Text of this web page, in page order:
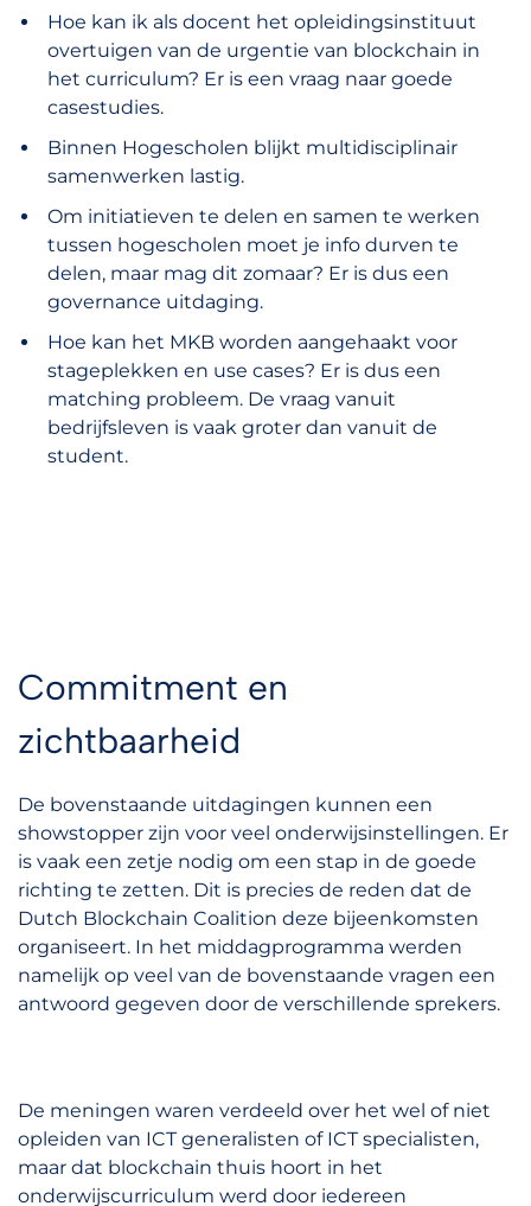
Hoe kan ik als docent het opleidingsinstituut
overtuigen van de urgentie van blockchain in
het curriculum? Er is een vraag naar goede
casestudies.
Binnen Hogescholen blijkt multidisciplinair
samenwerken lastig.
Om initiatieven te delen en samen te werken
tussen hogescholen moet je info durven te
delen, maar mag dit zomaar? Er is dus een
governance uitdaging.
Hoe kan het MKB worden aangehaakt voor
stageplekken en use cases? Er is dus een
matching probleem. De vraag vanuit
bedrijfsleven is vaak groter dan vanuit de
student.
Commitment en
zichtbaarheid
De bovenstaande uitdagingen kunnen een
showstopper zijn voor veel onderwijsinstellingen. Er
is vaak een zetje nodig om een stap in de goede
richting te zetten. Dit is precies de reden dat de
Dutch Blockchain Coalition deze bijeenkomsten
organiseert. In het middagprogramma werden
namelijk op veel van de bovenstaande vragen een
antwoord gegeven door de verschillende sprekers.
De meningen waren verdeeld over het wel of niet
opleiden van ICT generalisten of ICT specialisten,
maar dat blockchain thuis hoort in het
onderwijscurriculum werd door iedereen